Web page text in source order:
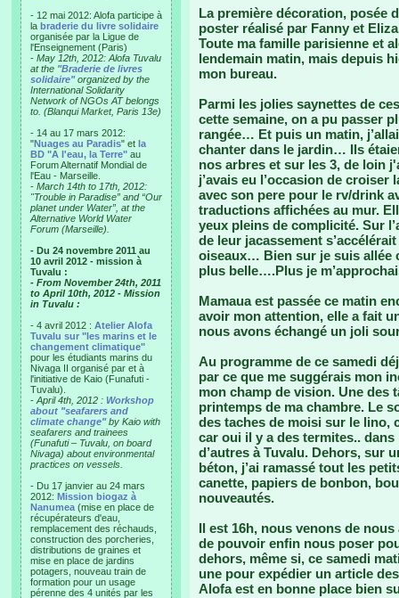
- 12 mai 2012: Alofa participe à
la braderie du livre solidaire
organisée par la Ligue de
l'Enseignement (Paris)
- May 12th, 2012: Alofa Tuvalu
at the "Braderie de livres
solidaire"organized by the
International Solidarity
Network of NGOs AT belongs
to. (Blanqui Market, Paris 13e)
- 14 au 17 mars 2012:
"Nuages au Paradis" et la
BD "A l'eau, la Terre" au
Forum Alternatif Mondial de
l'Eau - Marseille.
- March 14th to 17th, 2012:
"Trouble in Paradise” and “Our
planet under Water”, at the
Alternative World Water
Forum (Marseille).
- Du 24 novembre 2011 au
10 avril 2012 - mission à
Tuvalu :
- From November 24th, 2011
to April 10th, 2012 - Mission
in Tuvalu :
- 4 avril 2012 : Atelier Alofa
Tuvalu sur "les marins et le
changement climatique"
pour les étudiants marins du
Nivaga II organisé par et à
l'initiative de Kaio (Funafuti -
Tuvalu).
- April 4th, 2012 : Workshop
about "seafarers and
climate change"by Kaio with
seafarers and trainees
(Funafuti – Tuvalu, on board
Nivaga) about environmental
practices on vessels.
- Du 17 janvier au 24 mars
2012: Mission biogaz à
Nanumea (mise en place de
récupérateurs d'eau,
remplacement des réchauds,
construction des porcheries,
distributions de graines et
mise en place de jardins
potagers, nouveau train de
formation pour un usage
pérenne des 4 unités par les
La première décoration, posée
poster réalisé par Fanny et
Toute ma famille parisienne et
lendemain matin, mais depuis
mon bureau.
Parmi les jolies saynettes de
cette semaine, on a pu passer
rangée… Et puis un matin,
chanter dans le jardin… Ils
nos arbres et sur les 3, de loin
j’avais eu l’occasion de
avec son pere pour le rv/drink
traductions affichées au mur.
yeux pleins de complicité. Sur
de leur jacassement
oiseaux… Bien sur je suis allée
plus belle….Plus je
Mamaua est passée ce matin
avoir mon attention, elle a fait
nous avons échangé un joli
Au programme de ce samedi
par ce que me suggérais mon
mon champ de vision. Une des
printemps de ma chambre. Le
des taches de moisi sur le lino,
car oui il y a des termites..
d’autres à Tuvalu. Dehors, sur
béton, j’ai ramassé tout les
canette, papiers de bonbon,
nouveautés.
Il est 16h, nous venons de
de pouvoir enfin nous poser
dehors, même si, ce samedi
une pour expédier un article
Alofa est en bonne place bien